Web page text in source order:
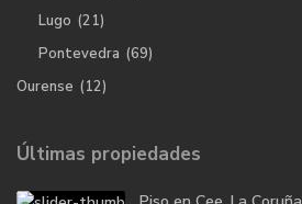
Lugo (21)
Pontevedra (69)
Ourense (12)
Últimas propiedades